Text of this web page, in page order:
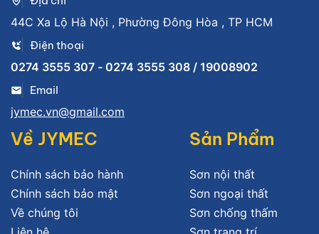
44C Xa Lộ Hà Nội , Phường Đông Hòa , TP HCM
Điện thoại
0274 3555 307 - 0274 3555 308 / 19008902
Email
jymec.vn@gmail.com
Về JYMEC
Chính sách bảo hành
Chính sách bảo mật
Về chúng tôi
Sản Phẩm
Sơn nội thất
Sơn ngoại thất
Sơn chống thấm